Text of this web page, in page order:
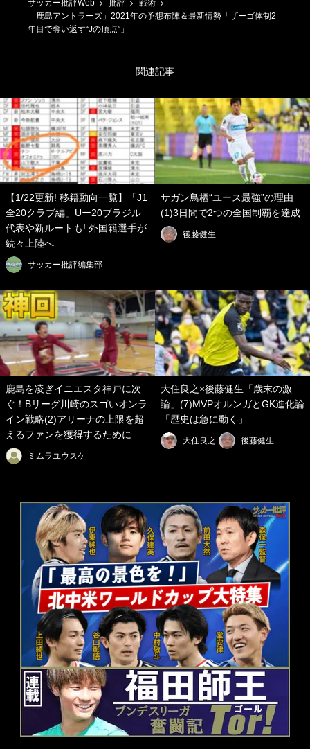
サッカー批評Web 批評
戦術
「鹿島アントラーズ」2021年の予想布陣＆最新情勢「ザーゴ体制2
年目で奪い返す“Jの頂点”」
関連記事
【1/22更新! 移籍動向一覧】「J1
全20クラブ編」Uー20ブラジル
代表や新ルートも! 外国籍選手が
続々上陸へ
サッカー批評編集部
サガン鳥栖“ユース最強”の理由
(1)3日間で2つの全国制覇を達成
後藤健生
鹿島を凌ぎイニエスタ神戸に次
ぐ！Bリーグ川崎のスゴいオンラ
イン戦略(2)アリーナの上限を超
えるファンを獲得するために
ミムラユウスケ
大住良之×後藤健生「歳末の激
論」(7)MVPオルンガとGK進化論
「歴史は急に動く」
大住良之 後藤健生